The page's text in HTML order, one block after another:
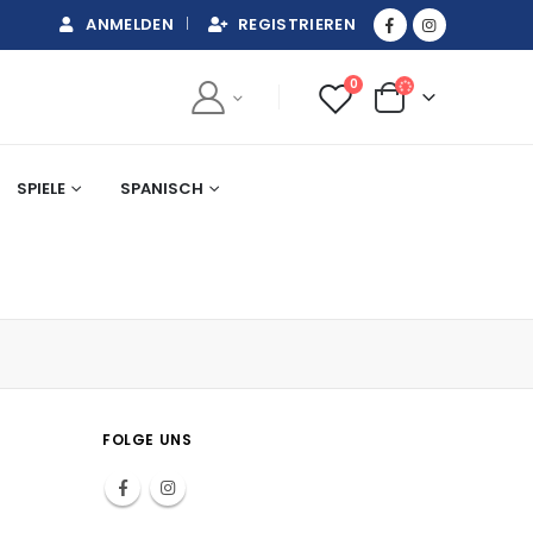
ANMELDEN REGISTRIEREN
0
SPIELE SPANISCH
FOLGE UNS